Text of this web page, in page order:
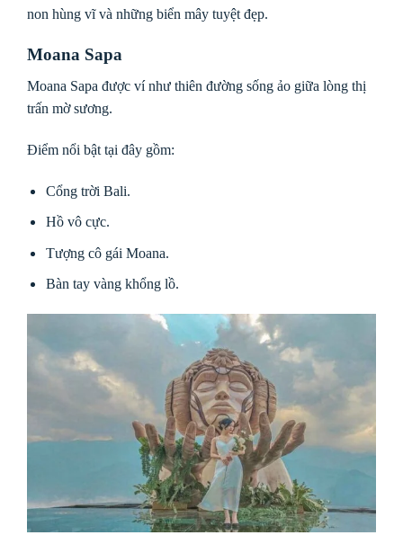
non hùng vĩ và những biển mây tuyệt đẹp.
Moana Sapa
Moana Sapa được ví như thiên đường sống ảo giữa lòng thị
trấn mờ sương.
Điểm nổi bật tại đây gồm:
Cổng trời Bali.
Hồ vô cực.
Tượng cô gái Moana.
Bàn tay vàng khổng lồ.